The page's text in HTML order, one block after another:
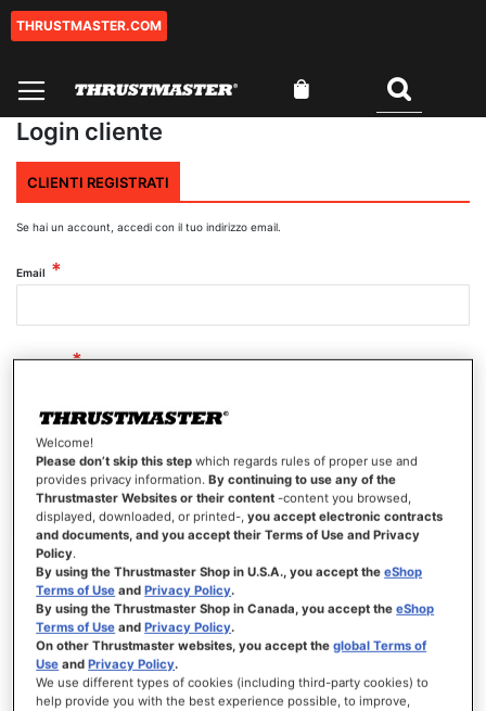
Salta
THRUSTMASTER.COM
Login cliente
CLIENTI REGISTRATI
Se hai un account, accedi con il tuo indirizzo email.
Email
Password
Mostra password
ACCEDI
Hai dimenticato la password?
Welcome!
Please don’t skip this step which regards rules of proper use and
provides privacy information.By continuing to use any of the
Thrustmaster Websites or their content -content you browsed,
displayed, downloaded, or printed-,you accept electronic contracts
and documents, and you accept their Terms of Use and Privacy
Policy.
By using the Thrustmaster Shop in U.S.A., you accept theeShop
Terms of Use andPrivacy Policy.
By using the Thrustmaster Shop in Canada, you accept theeShop
Terms of Use andPrivacy Policy.
On other Thrustmaster websites, you accept theglobal Terms of
Use andPrivacy Policy.
We use different types of cookies (including third-party cookies) to
help provide you with the best experience possible, to improve,